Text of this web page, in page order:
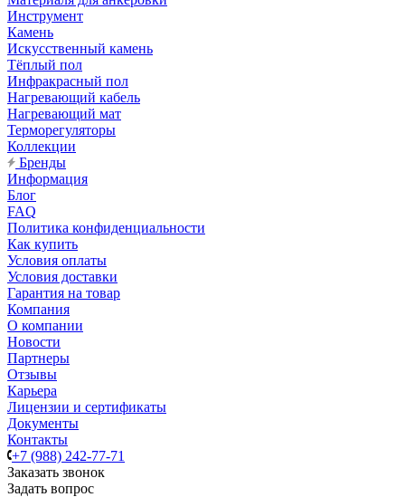
Инструмент
Камень
Искусственный камень
Тёплый пол
Инфракрасный пол
Нагревающий кабель
Нагревающий мат
Терморегуляторы
Коллекции
Бренды
Информация
Блог
FAQ
Политика конфиденциальности
Как купить
Условия оплаты
Условия доставки
Гарантия на товар
Компания
О компании
Новости
Партнеры
Отзывы
Карьера
Лицензии и сертификаты
Документы
Контакты
+7 (988) 242-77-71
Заказать звонок
Задать вопрос